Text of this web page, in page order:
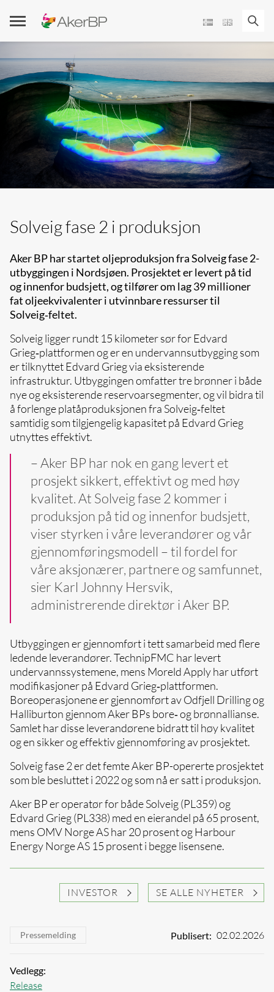
Solveig fase 2 i produksjon
Pressemelding Publisert: 02.02.2026
Vedlegg:
Release
Aker BP har startet oljeproduksjon fra Solveig fase 2-
utbyggingen i Nordsjøen. Prosjektet er levert på tid
og innenfor budsjett, og tilfører om lag 39 millioner
fat oljeekvivalenter i utvinnbare ressurser til
Solveig‑feltet.
Solveig ligger rundt 15 kilometer sør for Edvard
Grieg‑plattformen og er en undervannsutbygging som
er tilknyttet Edvard Grieg via eksisterende
infrastruktur. Utbyggingen omfatter tre brønner i både
nye og eksisterende reservoarsegmenter, og vil bidra til
å forlenge platåproduksjonen fra Solveig‑feltet
samtidig som tilgjengelig kapasitet på Edvard Grieg
utnyttes effektivt.
– Aker BP har nok en gang levert et
prosjekt sikkert, effektivt og med høy
kvalitet. At Solveig fase 2 kommer i
produksjon på tid og innenfor budsjett,
viser styrken i våre leverandører og vår
gjennomføringsmodell – til fordel for
våre aksjonærer, partnere og samfunnet,
sier Karl Johnny Hersvik,
administrerende direktør i Aker BP.
Utbyggingen er gjennomført i tett samarbeid med flere
ledende leverandører. TechnipFMC har levert
undervannssystemene, mens Moreld Apply har utført
modifikasjoner på Edvard Grieg‑plattformen.
Boreoperasjonene er gjennomført av Odfjell Drilling og
Halliburton gjennom Aker BPs bore‑ og brønnallianse.
Samlet har disse leverandørene bidratt til høy kvalitet
og en sikker og effektiv gjennomføring av prosjektet.
Solveig fase 2 er det femte Aker BP-opererte prosjektet
som ble besluttet i 2022 og som nå er satt i produksjon.
Aker BP er operatør for både Solveig (PL359) og
Edvard Grieg (PL338) med en eierandel på 65 prosent,
mens OMV Norge AS har 20 prosent og Harbour
Energy Norge AS 15 prosenti begge lisensene.
INVESTOR SE ALLE NYHETER